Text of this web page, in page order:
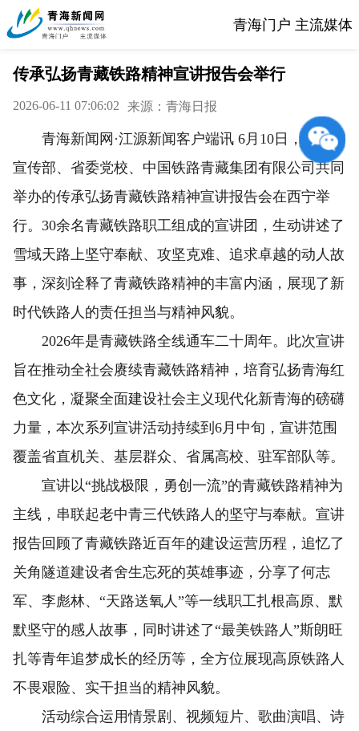
青海门户 主流媒体
传承弘扬青藏铁路精神宣讲报告会举行
2026-06-11 07:06:02 来源：青海日报
青海新闻网·江源新闻客户端讯 6月10日，由省委
宣传部、省委党校、中国铁路青藏集团有限公司共同
举办的传承弘扬青藏铁路精神宣讲报告会在西宁举
行。30余名青藏铁路职工组成的宣讲团，生动讲述了
雪域天路上坚守奉献、攻坚克难、追求卓越的动人故
事，深刻诠释了青藏铁路精神的丰富内涵，展现了新
时代铁路人的责任担当与精神风貌。
2026年是青藏铁路全线通车二十周年。此次宣讲
旨在推动全社会赓续青藏铁路精神，培育弘扬青海红
色文化，凝聚全面建设社会主义现代化新青海的磅礴
力量，本次系列宣讲活动持续到6月中旬，宣讲范围
覆盖省直机关、基层群众、省属高校、驻军部队等。
宣讲以“挑战极限，勇创一流”的青藏铁路精神为
主线，串联起老中青三代铁路人的坚守与奉献。宣讲
报告回顾了青藏铁路近百年的建设运营历程，追忆了
关角隧道建设者舍生忘死的英雄事迹，分享了何志
军、李彪林、“天路送氧人”等一线职工扎根高原、默
默坚守的感人故事，同时讲述了“最美铁路人”斯朗旺
扎等青年追梦成长的经历等，全方位展现高原铁路人
不畏艰险、实干担当的精神风貌。
活动综合运用情景剧、视频短片、歌曲演唱、诗